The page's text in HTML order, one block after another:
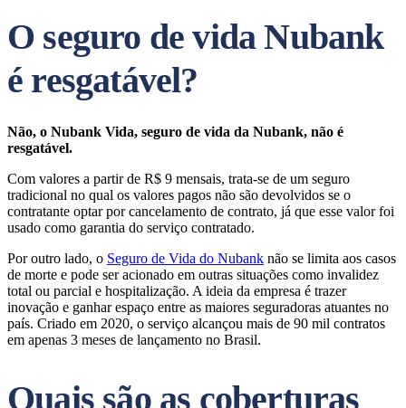
O seguro de vida Nubank
é resgatável?
Não, o Nubank Vida, seguro de vida da Nubank, não é
resgatável.
Com valores a partir de R$ 9 mensais, trata-se de um seguro
tradicional no qual os valores pagos não são devolvidos se o
contratante optar por cancelamento de contrato, já que esse valor foi
usado como garantia do serviço contratado.
Por outro lado, o Seguro de Vida do Nubank não se limita aos casos
de morte e pode ser acionado em outras situações como invalidez
total ou parcial e hospitalização. A ideia da empresa é trazer
inovação e ganhar espaço entre as maiores seguradoras atuantes no
país. Criado em 2020, o serviço alcançou mais de 90 mil contratos
em apenas 3 meses de lançamento no Brasil.
Quais são as coberturas